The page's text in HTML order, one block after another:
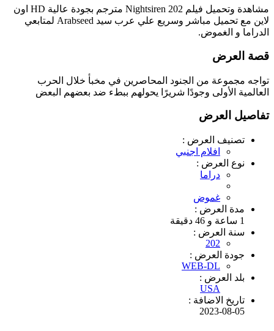
مشاهدة وتحميل فيلم Nightsiren 202 مترجم بجودة عالية HD اون
لاين مع تحميل مباشر وسريع علي عرب سيد Arabseed لمتابعي
الدراما و الغموض.
قصة العرض
تواجه مجموعة من الجنود المحاصرين في مخبأ خلال الحرب
العالمية الأولى وجودًا شريرًا يحولهم ببطء ضد بعضهم البعض
تفاصيل العرض
تصنيف العرض :
افلام اجنبي
نوع العرض :
دراما
غموض
مدة العرض :
1 ساعة و 46 دقيقة
سنة العرض :
202
جودة العرض :
WEB-DL
بلد العرض :
USA
تاريخ الاضافة :
2023-08-05